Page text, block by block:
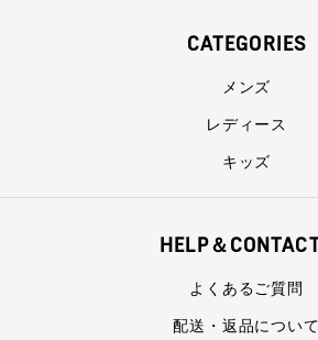
CATEGORIES
メンズ
レディース
キッズ
HELP＆
よくあるご質問
配送・返品について